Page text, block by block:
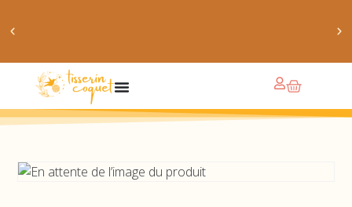
obtiens 20% de réduction sur ton prochain achat de